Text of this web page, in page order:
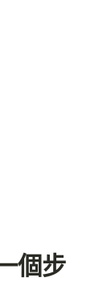
個步